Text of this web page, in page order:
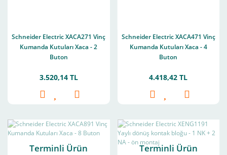
Schneider Electric XACA271 Vinç
Kumanda Kutuları Xaca - 2
Buton
3.520,14 TL
Schneider Electric XACA471 Vinç
Kumanda Kutuları Xaca - 4
Buton
4.418,42 TL
Terminli Ürün Terminli Ürün